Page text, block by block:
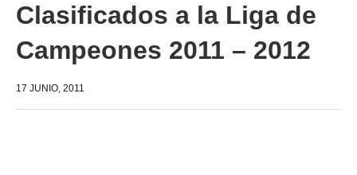
Clasificados a la Liga de
Campeones 2011 – 2012
17 JUNIO, 2011